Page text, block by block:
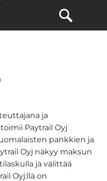
ja
Paytrail Oyj
pankkien ja
Oyj näkyy maksun
ja välittää
Oyj:llä on